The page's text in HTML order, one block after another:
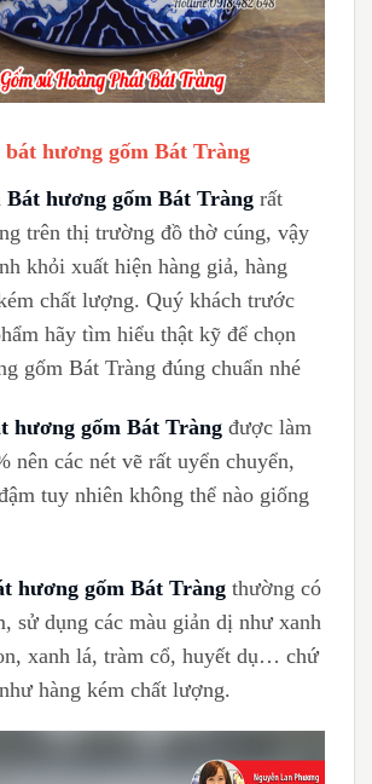
bát hương gốm Bát Tràng
Bát hương gốm Bát Tràng rất
trên thị trường đồ thờ cúng, vậy
khỏi xuất hiện hàng giả, hàng
chất lượng. Quý khách trước
hãy tìm hiểu thật kỹ để chọn
gốm Bát Tràng đúng chuẩn nhé
hương gốm Bát Tràng được làm
nên các nét vẽ rất uyển chuyển,
tuy nhiên không thể nào giống
hương gốm Bát Tràng thường có
sử dụng các màu giản dị như xanh
xanh lá, tràm cổ, huyết dụ… chứ
hàng kém chất lượng.